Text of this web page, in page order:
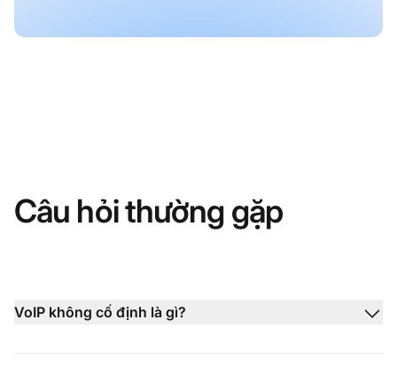
Câu hỏi thường gặp
VoIP không cố định là gì?